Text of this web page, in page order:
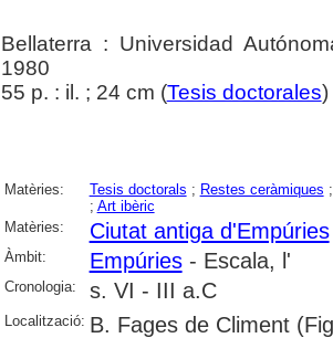
Bellaterra : Universidad
1980
55 p. : il. ; 24 cm (Tesis doctorales)
Matèries: Tesis doctorals ; Restes ceràmiques
; Art ibèric
Matèries:
Ciutat antiga d'Empúries
Àmbit: Empúries- Escala, l'
Cronologia: s. VI - III a.C
Localització: B. Fages de Climent